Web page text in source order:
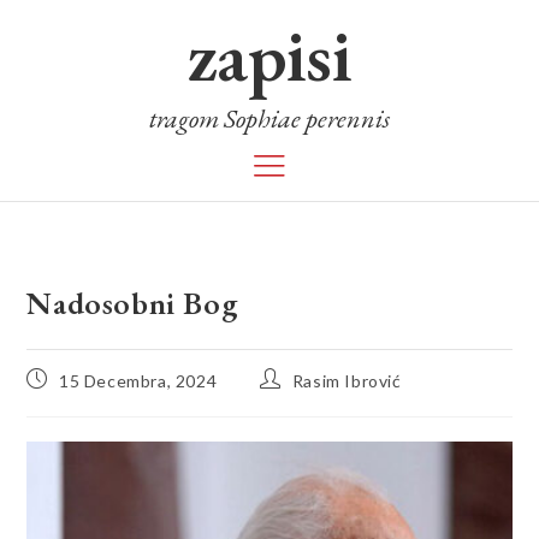
zapisi
tragom Sophiae perennis
Nadosobni Bog
15 Decembra, 2024 Rasim Ibrović